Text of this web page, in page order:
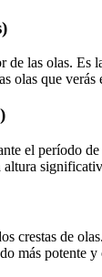
las olas. Es
olas que verás
el período
altura
crestas de
más potente y